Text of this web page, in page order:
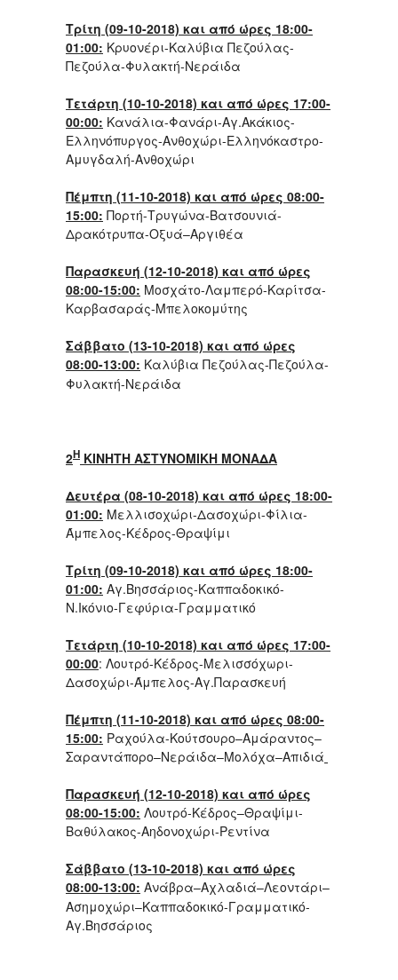
Τρίτη (09-10-2018) και από ώρες 18:00-
01:00: Κρυονέρι-Καλύβια Πεζούλας-
Πεζούλα-Φυλακτή-Νεράιδα
Τετάρτη (10-10-2018) και από ώρες 17:00-
00:00: Κανάλια-Φανάρι-Αγ.Ακάκιος-
Ελληνόπυργος-Ανθοχώρι-Ελληνόκαστρο-
Αμυγδαλή-Ανθοχώρι
Πέμπτη (11-10-2018) και από ώρες 08:00-
15:00: Πορτή-Τρυγώνα-Βατσουνιά-
Δρακότρυπα-Οξυά–Αργιθέα
Παρασκευή (12-10-2018) και από ώρες
08:00-15:00: Μοσχάτο-Λαμπερό-Καρίτσα-
Καρβασαράς-Μπελοκομύτης
Σάββατο (13-10-2018) και από ώρες
08:00-13:00: Καλύβια Πεζούλας-Πεζούλα-
Φυλακτή-Νεράιδα
2Η ΚΙΝΗΤΗ ΑΣΤΥΝΟΜΙΚΗ ΜΟΝΑΔΑ
Δευτέρα (08-10-2018) και από ώρες 18:00-
01:00: Μελλισοχώρι-Δασοχώρι-Φίλια-
Άμπελος-Κέδρος-Θραψίμι
Τρίτη (09-10-2018) και από ώρες 18:00-
01:00: Αγ.Βησσάριος-Καππαδοκικό-
Ν.Ικόνιο-Γεφύρια-Γραμματικό
Τετάρτη (10-10-2018) και από ώρες 17:00-
00:00: Λουτρό-Κέδρος-Μελισσόχωρι-
Δασοχώρι-Άμπελος-Αγ.Παρασκευή
Πέμπτη (11-10-2018) και από ώρες 08:00-
15:00: Ραχούλα-Κούτσουρο–Αμάραντος–
Σαραντάπορο–Νεράιδα–Μολόχα–Απιδιά
Παρασκευή (12-10-2018) και από ώρες
08:00-15:00: Λουτρό-Κέδρος–Θραψίμι-
Βαθύλακος-Αηδονοχώρι-Ρεντίνα
Σάββατο (13-10-2018) και από ώρες
08:00-13:00: Ανάβρα–Αχλαδιά–Λεοντάρι–
Ασημοχώρι–Καππαδοκικό-Γραμματικό-
Αγ.Βησσάριος